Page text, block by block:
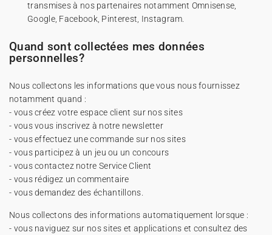
transmises à nos partenaires notamment Omnisense,
Google, Facebook, Pinterest, Instagram.
Quand sont collectées mes données
personnelles?
Nous collectons les informations que vous nous fournissez
notamment quand :
- vous créez votre espace client sur nos sites
- vous vous inscrivez à notre newsletter
- vous effectuez une commande sur nos sites
- vous participez à un jeu ou un concours
- vous contactez notre Service Client
- vous rédigez un commentaire
- vous demandez des échantillons.
Nous collectons des informations automatiquement lorsque :
- vous naviguez sur nos sites et applications et consultez des